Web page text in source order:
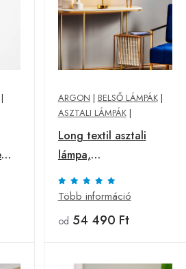
|
ARGON | BELSŐ LÁMPÁK|
ASZTALI LÁMPÁK|
Long textil asztali
lámpa,
fehér/szürke/sárgaréz
Több információ
od 54 490 Ft